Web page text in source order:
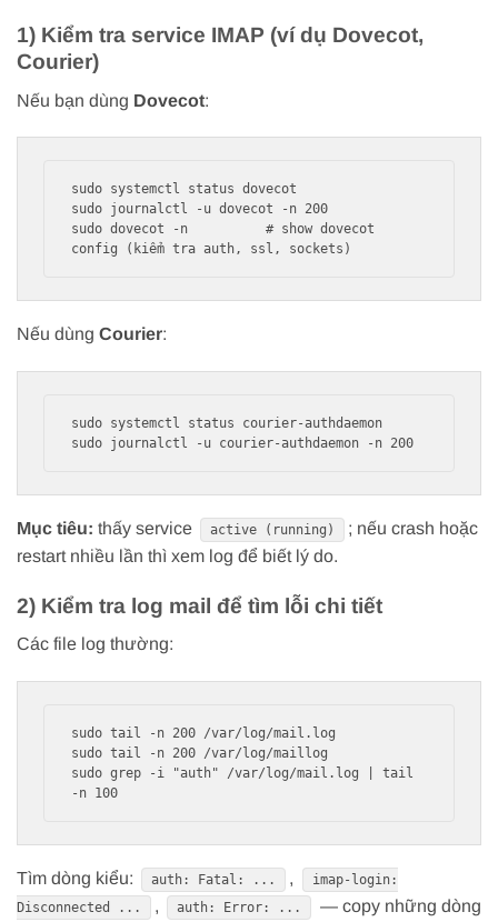
1) Kiểm tra service IMAP (ví dụ Dovecot,
Courier)
Nếu bạn dùng Dovecot:
sudo systemctl status dovecot
sudo journalctl -u dovecot -n 200
sudo dovecot -n          # show dovecot
Nếu dùng Courier:
sudo systemctl status courier-authdaemon
Mục tiêu: thấy service active (running)
; nếu crash hoặc
restart nhiều lần thì xem log để biết lý do.
2) Kiểm tra log mail để tìm lỗi chi tiết
Các file log thường:
sudo tail -n 200 /var/log/mail.log
sudo tail -n 200 /var/log/maillog
sudo grep -i "auth" /var/log/mail.log | tail
Tìm dòng kiểu: auth: Fatal: ... ,
imap-login:
Disconnected ...
, auth: Error: ...
— copy những dòng